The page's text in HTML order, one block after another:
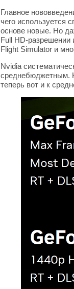
Главное
чего используется
основе новые. Но
Full HD-разрешении
Flight Simulator и
Nvidia
среднебюджетным.
теперь вот и к